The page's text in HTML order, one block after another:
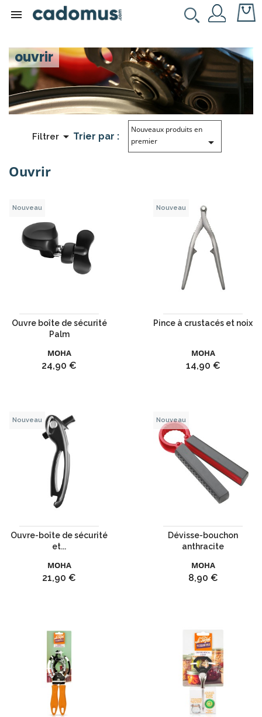

ouvrir
Filtrer Trier par :
Nouveaux produits en
premier

Ouvrir
Ouvre boîte de sécurité
Palm
MOHA
Prix
24,90 €
Nouveau
Pince à crustacés et noix
MOHA
Prix
14,90 €
Nouveau
Ouvre-boîte de sécurité
et...
MOHA
Prix
21,90 €
Nouveau
Dévisse-bouchon
anthracite
MOHA
Prix
8,90 €
Nouveau